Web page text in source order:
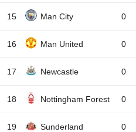
15 Man City 0
16 Man United 0
17 Newcastle 0
18 Nottingham Forest 0
19 Sunderland 0